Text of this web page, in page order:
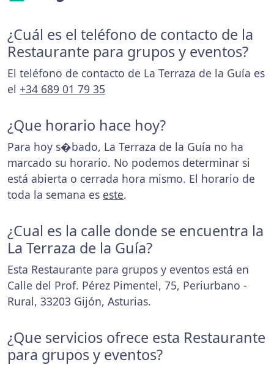
¿Cuál es el teléfono de contacto de la
Restaurante para grupos y eventos?
El teléfono de contacto de La Terraza de la Guía es
el +34 689 01 79 35
¿Que horario hace hoy?
Para hoy s�bado, La Terraza de la Guía no ha
marcado su horario. No podemos determinar si
está abierta o cerrada hora mismo. El horario de
toda la semana es este.
¿Cual es la calle donde se encuentra la
La Terraza de la Guía?
Esta Restaurante para grupos y eventos está en
Calle del Prof. Pérez Pimentel, 75, Periurbano -
Rural, 33203 Gijón, Asturias.
¿Que servicios ofrece esta Restaurante
para grupos y eventos?